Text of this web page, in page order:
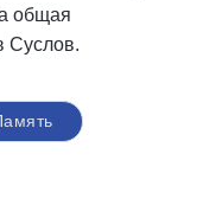
общая
Суслов.